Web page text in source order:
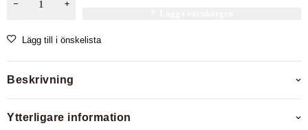
Lägg till i önskelista
Beskrivning
Ytterligare information